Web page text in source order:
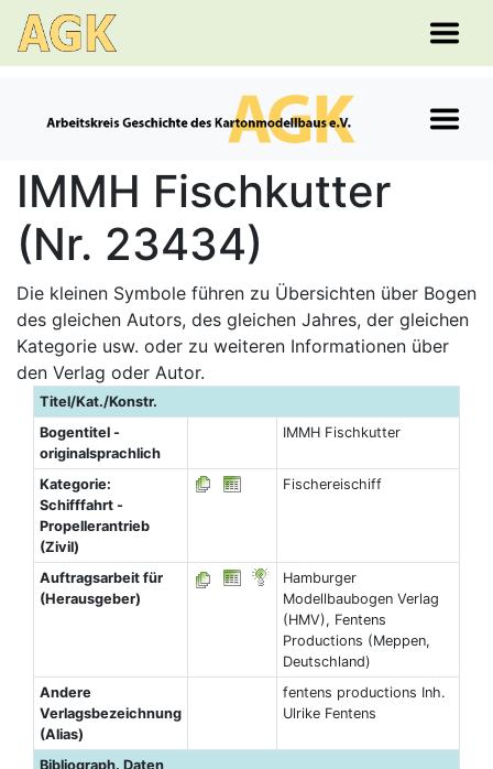
IMMH Fischkutter
(Nr. 23434)
Die kleinen Symbole führen zu Übersichten über Bogen
des gleichen Autors, des gleichen Jahres, der gleichen
Kategorie usw. oder zu weiteren Informationen über
den Verlag oder Autor.
Titel/Kat./Konstr.
Bogentitel -
originalsprachlich
IMMH Fischkutter
Kategorie:
Schifffahrt -
Propellerantrieb
(Zivil)
Fischereischiff
Auftragsarbeit für
(Herausgeber)
Hamburger
Modellbaubogen Verlag
(HMV), Fentens
Productions (Meppen,
Deutschland)
Andere
Verlagsbezeichnung
(Alias)
fentens productions Inh.
Ulrike Fentens
Bibliograph. Daten